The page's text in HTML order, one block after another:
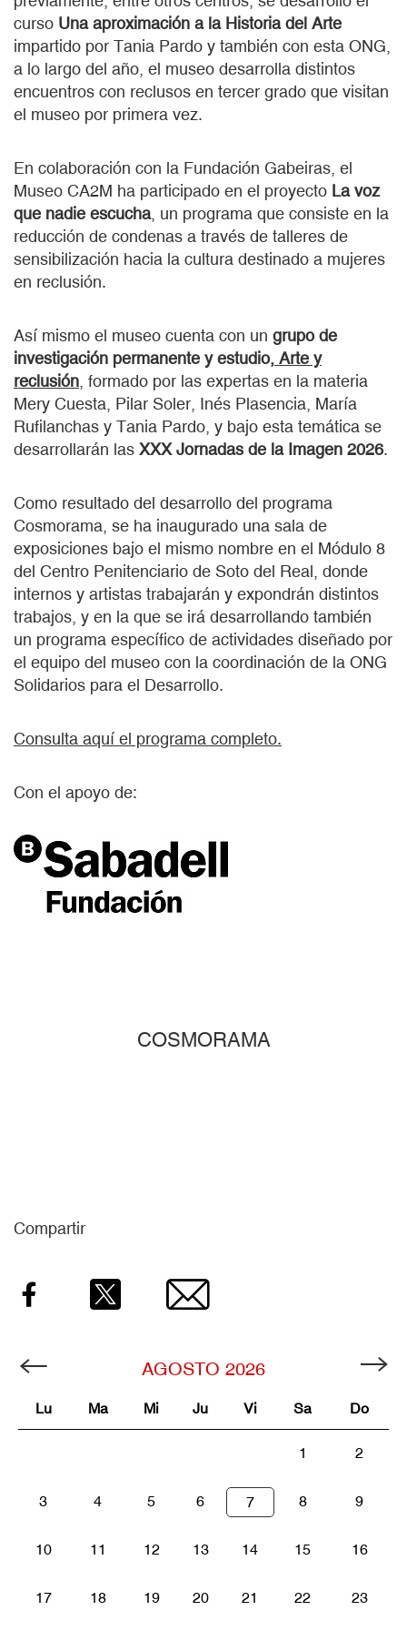
curso Una aproximación a la Historia del Arte
impartido por Tania Pardo y también con esta ONG,
a lo largo del año, el museo desarrolla distintos
encuentros con reclusos en tercer grado que visitan
el museo por primera vez.
En colaboración con la Fundación Gabeiras, el
Museo CA2M ha participado en el proyecto La voz
que nadie escucha, un programa que consiste en la
reducción de condenas a través de talleres de
sensibilización hacia la cultura destinado a mujeres
en reclusión.
Así mismo el museo cuenta con un grupo de
investigación permanente y estudio, Arte y
reclusión formado por las expertas en la materia
Mery Cuesta, Pilar Soler, Inés Plasencia, María
Rufilanchas y Tania Pardo, y bajo esta temática se
desarrollarán las XXX Jornadas de la Imagen 2026.
Como resultado del desarrollo del programa
Cosmorama, se ha inaugurado una sala de
exposiciones bajo el mismo nombre en el Módulo 8
del Centro Penitenciario de Soto del Real, donde
internos y artistas trabajarán y expondrán distintos
trabajos, y en la que se irá desarrollando también
un programa específico de actividades diseñado por
el equipo del museo con la coordinación de la ONG
Solidarios para el Desarrollo.
Consulta aquí el programa completo.
Con el apoyo de:
COSMORAMA
Compartir
Facebook Twitter Email
AGOSTO 2026
Lu Ma Mi Ju Vi Sa Do
1 2
3 4 5 6 7 8 9
10 11 12 13 14 15 16
17 18 19 20 21 22 23